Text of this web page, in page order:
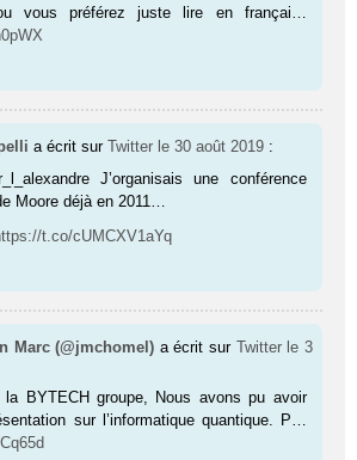
vous préférez juste lire en françai…
a écrit surTwitter le 30 août 2019 :
J’organisais une conférence
Moore déjà en 2011…
t.co/cUMCXV1aYq
Marc (@jmchomel) a écrit sur Twitter le 3
BYTECH groupe, Nous avons pu avoir
sur l’informatique quantique. P…